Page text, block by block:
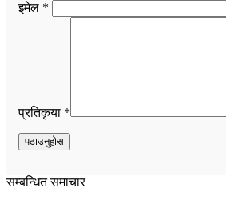
इमेल *
प्रतिकृया *
सम्बन्धित समाचार